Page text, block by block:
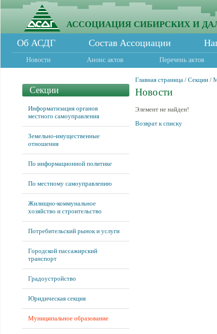
АССОЦИАЦИЯ СИБИРСКИХ И
Об АСДГ Состав Ассоциации
Новости Анонс актов Перечень актов
Секции
Информатизация органов
местного самоуправления
Земельно-имущественные
отношения
По информационной политике
По местному самоуправлению
Жилищно-коммунальное
хозяйство и строительство
Потребительский рынок и услуги
Городской пассажирский
транспорт
Градоустройство
Юридическая секция
Муниципальное образование
Главная страница / Секции /
Новости
Элемент не найден!
Возврат к списку